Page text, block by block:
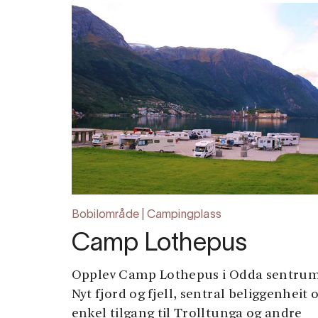
Bobilområde | Campingplass
Camp Lothepus
Opplev Camp Lothepus i Odda
Nyt fjord og fjell, sentral beliggenheit
enkel tilgang til Trolltunga og andre